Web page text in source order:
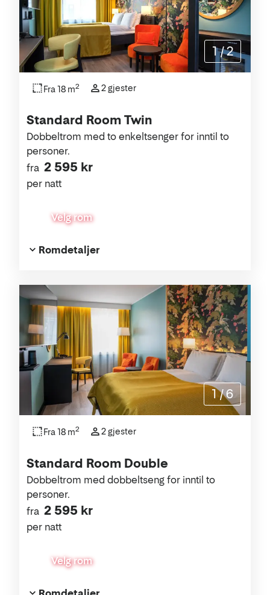
Standard Room Twin
fra 2 595 kr
per natt
Dobbeltrom med to enkeltsenger for inntil to
personer.
Velg rom
Fra 18 m2 2 gjester
Romdetaljer
1 /2
Standard Room Double
fra 2 595 kr
per natt
Dobbeltrom med dobbeltseng for inntil to
personer.
Velg rom
Fra 18 m2 2 gjester
1 /6